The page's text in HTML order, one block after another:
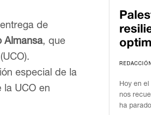
de
Almansa, que
especial de la
la UCO en
Hoy en el
nos
ha